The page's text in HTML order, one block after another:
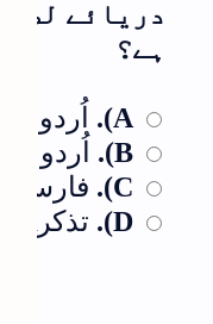
دریائے
ہے؟
A).
اُردو
B).
اُردو
C).
فارسی
D).
تذکرہ